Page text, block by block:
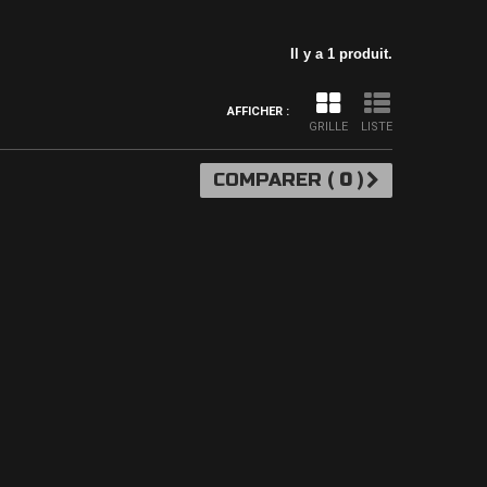
Il y a 1 produit.
AFFICHER :
GRILLE
LISTE
COMPARER ( 0 )